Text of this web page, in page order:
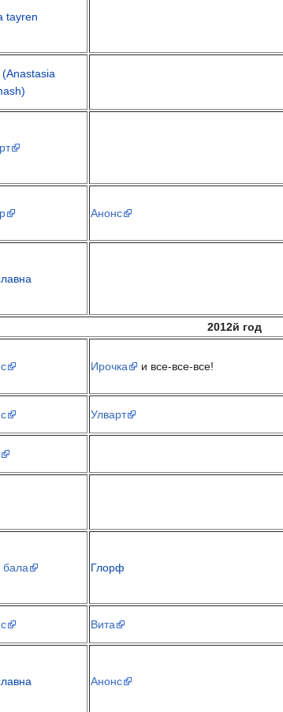
tayren
Анонс
2012й год
Ирочка и все-все-все!
Улварт
бала Глорф
Вита
Анонс